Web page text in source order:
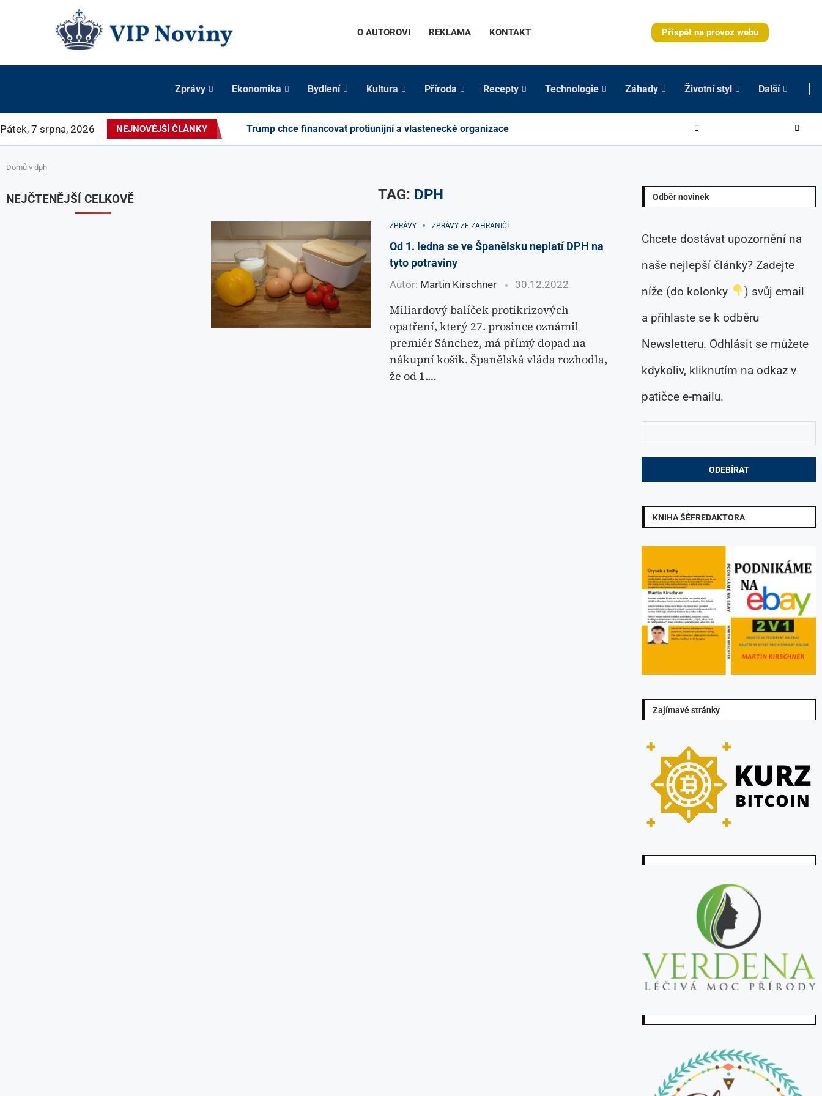
O AUTOROVI REKLAMA KONTAKT Přispět na provoz webu
Zprávy Ekonomika Bydlení Kultura Příroda Recepty Technologie Záhady Životní styl Další
Pátek, 7 srpna, 2026 NEJNOVĚJŠÍ ČLÁNKY Trump chce financovat protiunijní a vlastenecké organizace
Domů » dph
TAG: DPH
ZPRÁVY ZPRÁVY ZE ZAHRANIČÍ
Od 1. ledna se ve Španělsku neplatí DPH na
tyto potraviny
Autor: Martin Kirschner 30.12.2022
Miliardový balíček protikrizových
opatření, který 27. prosince oznámil
premiér Sánchez, má přímý dopad na
nákupní košík. Španělská vláda rozhodla,
že od 1.…
Odběr novinek
Chcete dostávat upozornění na
naše nejlepší články? Zadejte
níže (do kolonky
) svůj email
a přihlaste se k odběru
Newsletteru. Odhlásit se můžete
kdykoliv, kliknutím na odkaz v
patičce e-mailu.
KNIHA ŠÉFREDAKTORA
Zajímavé stránky
NEJČTENĚJŠÍ CELKOVĚ